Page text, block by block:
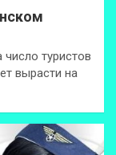
туристов
вырасти на